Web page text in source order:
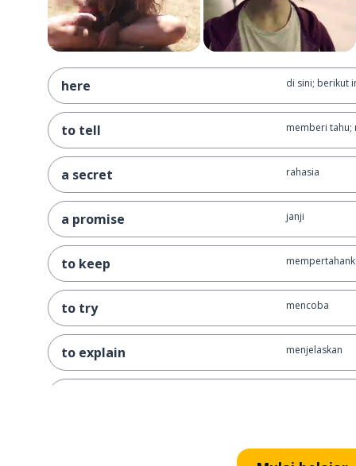
here di sini; berikut
to tell memberi tahu;
a secret rahasia
a promise janji
to keep
to try mencoba
to explain menjelaskan